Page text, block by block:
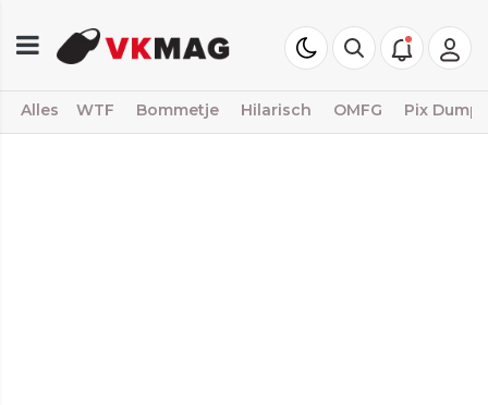
Alles WTF Bommetje Hilarisch OMFG Pix Dump